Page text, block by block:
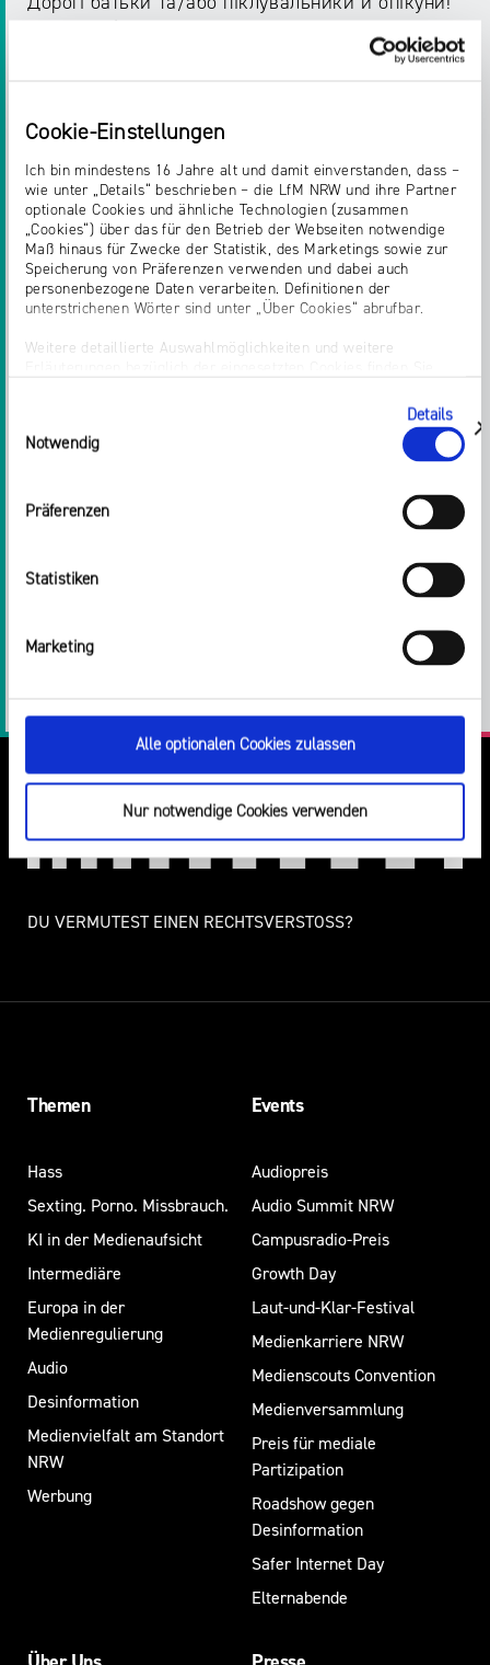
Cookie-Einstellungen
Ich bin mindestens 16 Jahre alt und damit einverstanden, dass –
wie unter „Details“ beschrieben – die LfM NRW und ihre Partner
optionale Cookies und ähnliche Technologien (zusammen
„Cookies“) über das für den Betrieb der Webseiten notwendige
Maß hinaus für Zwecke der Statistik, des Marketings sowie zur
Speicherung von Präferenzen verwenden und dabei auch
personenbezogene Daten verarbeiten. Definitionen der
unterstrichenen Wörter sind unter „Über Cookies“ abrufbar.
Weitere detaillierte Auswahlmöglichkeiten und weitere
„Einwilligung ändern“ in der Datenschutzerklärung aufgerufen
werden. Dort können Sie auch Ihre Einwilligung jederzeit mit
Wirkung für die Zukunft widerrufen. Die vollständige Ablehnung
optionaler Cookies erfolgt über den Button „Nur notwendige
Notwendig
Präferenzen
Statistiken
Marketing
Details
zeigen
Alle optionalen Cookies zulassen
Nur notwendige Cookies verwenden
Уявіть собі таку ситуацію: ваша дитина на
своєму першому смартфоні спілкується в чаті з
особисту інформацію, фотографії чи відео і
навіть може
запропонувати зустрітися. Такі онлайн-кон-
такти можуть бути надзвичайно небезпечними.
Особливо погано, коли діти не звертаються до
батьків через сором або страх, що їм
заборонять користуватися Інтернетом.
Ein Informationsflyer zum Thema Cybergrooming
Teilen:
DU VERMUTEST EINEN RECHTSVERSTOSS?
Themen
Hass
Sexting. Porno. Missbrauch.
KI in der Medienaufsicht
Intermediäre
Europa in der
Medienregulierung
Audio
Desinformation
Medienvielfalt am Standort
NRW
Werbung
Events
Audiopreis
Audio Summit NRW
Campusradio-Preis
Growth Day
Laut-und-Klar-Festival
Medienkarriere NRW
Medienscouts Convention
Medienversammlung
Preis für mediale
Partizipation
Roadshow gegen
Desinformation
Safer Internet Day
Elternabende